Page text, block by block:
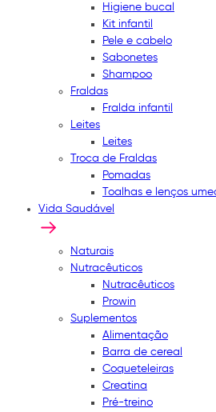
Higiene bucal
Kit infantil
Pele e cabelo
Sabonetes
Shampoo
Fraldas
Fralda infantil
Leites
Leites
Troca de Fraldas
Pomadas
Toalhas e lenços
Vida Saudável
Naturais
Nutracêuticos
Nutracêuticos
Prowin
Suplementos
Alimentação
Barra de cereal
Coqueteleiras
Creatina
Pré-treino